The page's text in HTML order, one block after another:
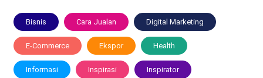
Bisnis Cara Jualan Digital Marketing
E-Commerce Ekspor Health
Informasi Inspirasi Inspirator